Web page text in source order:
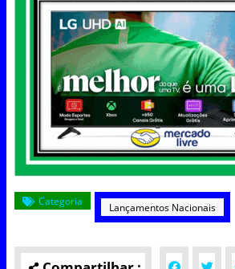
Categoria Lançamentos Nacionais